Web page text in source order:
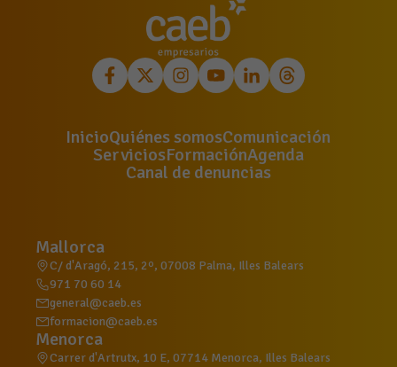
InicioQuiénes somosComunicación
ServiciosFormaciónAgenda
Canal de denuncias
Mallorca
C/ d'Aragó, 215, 2º, 07008 Palma, Illes Balears
971 70 60 14
general@caeb.es
formacion@caeb.es
Menorca
Carrer d'Artrutx, 10 E, 07714 Menorca, Illes Balears